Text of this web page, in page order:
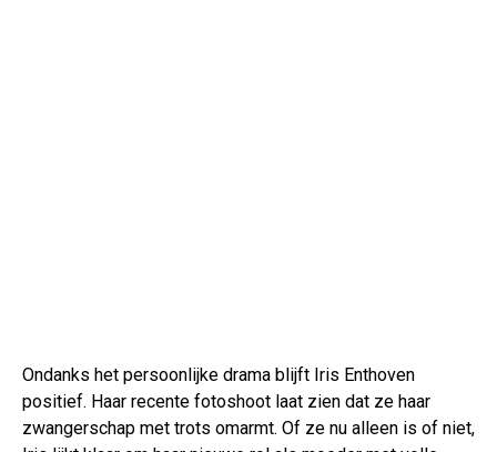
Ondanks het persoonlijke drama blijft Iris Enthoven
positief. Haar recente fotoshoot laat zien dat ze haar
zwangerschap met trots omarmt. Of ze nu alleen is of niet,